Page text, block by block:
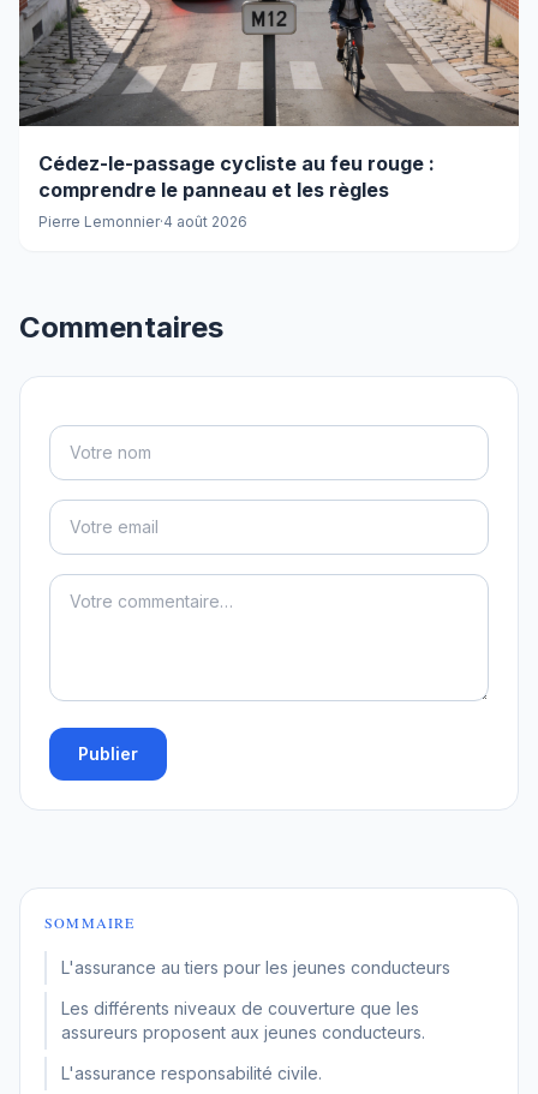
Cédez-le-passage cycliste au feu rouge :
comprendre le panneau et les règles
Pierre Lemonnier·4 août 2026
Commentaires
Publier
SOMMAIRE
L'assurance au tiers pour les jeunes conducteurs
Les différents niveaux de couverture que les
assureurs proposent aux jeunes conducteurs.
L'assurance responsabilité civile.